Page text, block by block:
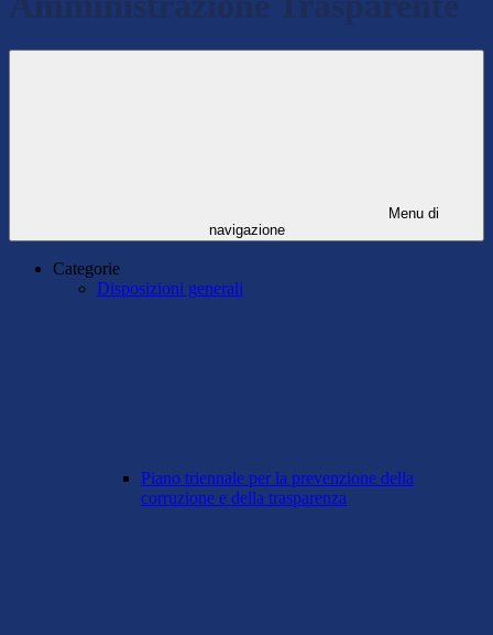
Menu di
navigazione
Categorie
Disposizioni generali
Piano triennale per la prevenzione della
corruzione e della trasparenza